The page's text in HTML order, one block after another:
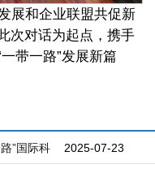
和企业联盟共促新
次对话为起点，携手
带一路”发展新篇
2025-07-23
”国际科